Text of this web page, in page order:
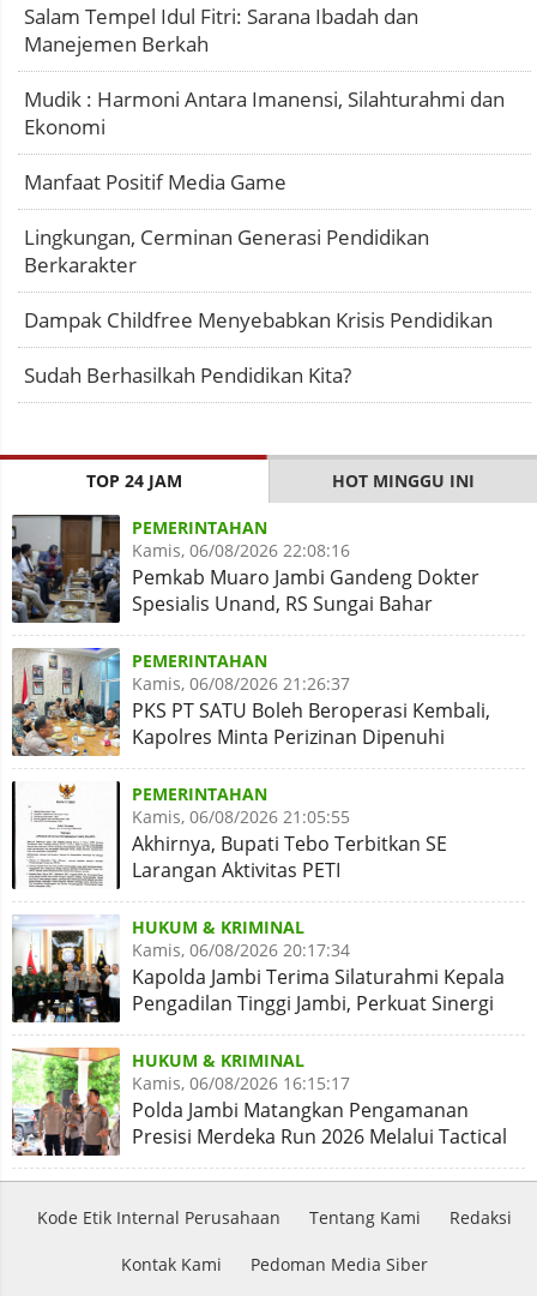
Salam Tempel Idul Fitri: Sarana Ibadah dan
Manejemen Berkah
Mudik : Harmoni Antara Imanensi, Silahturahmi dan
Ekonomi
Manfaat Positif Media Game
Lingkungan, Cerminan Generasi Pendidikan
Berkarakter
Dampak Childfree Menyebabkan Krisis Pendidikan
Sudah Berhasilkah Pendidikan Kita?
TOP 24 JAM HOT MINGGU INI
PEMERINTAHAN
Kamis, 06/08/2026 22:08:16
Pemkab Muaro Jambi Gandeng Dokter
Spesialis Unand, RS Sungai Bahar
Disiapkan Naik Kelas
PEMERINTAHAN
Kamis, 06/08/2026 21:26:37
PKS PT SATU Boleh Beroperasi Kembali,
Kapolres Minta Perizinan Dipenuhi
PEMERINTAHAN
Kamis, 06/08/2026 21:05:55
Akhirnya, Bupati Tebo Terbitkan SE
Larangan Aktivitas PETI
HUKUM & KRIMINAL
Kamis, 06/08/2026 20:17:34
Kapolda Jambi Terima Silaturahmi Kepala
Pengadilan Tinggi Jambi, Perkuat Sinergi
Antar Lembaga
HUKUM & KRIMINAL
Kamis, 06/08/2026 16:15:17
Polda Jambi Matangkan Pengamanan
Presisi Merdeka Run 2026 Melalui Tactical
Floor Game
Kode Etik Internal Perusahaan Tentang Kami Redaksi
Kontak Kami Pedoman Media Siber